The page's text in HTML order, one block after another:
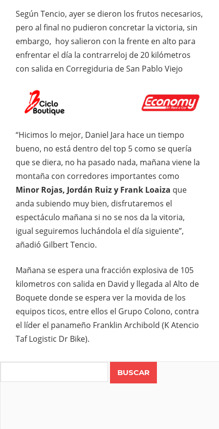
Según Tencio, ayer se dieron los frutos necesarios,
pero al final no pudieron concretar la victoria, sin
embargo, hoy salieron con la frente en alto para
enfrentar el día la contrarreloj de 20 kilómetros
con salida en Corregiduria de San Pablo Viejo
“Hicimos lo mejor, Daniel Jara hace un tiempo
bueno, no está dentro del top 5 como se quería
que se diera, no ha pasado nada, mañana viene la
montaña con corredores importantes como
Minor Rojas, Jordán Ruiz y Frank Loaiza que
anda subiendo muy bien, disfrutaremos el
espectáculo mañana si no se nos da la vitoria,
igual seguiremos luchándola el día siguiente”,
añadió Gilbert Tencio.
Mañana se espera una fracción explosiva de 105
kilometros con salida en David y llegada al Alto de
Boquete donde se espera ver la movida de los
equipos ticos, entre ellos el Grupo Colono, contra
el líder el panameño Franklin Archibold (K Atencio
Taf Logistic Dr Bike).